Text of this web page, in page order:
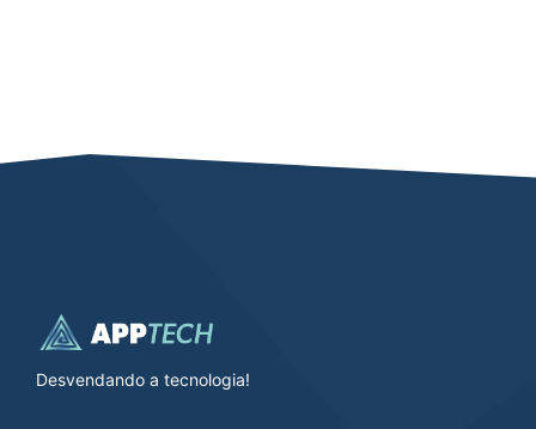
Desvendando a tecnologia!